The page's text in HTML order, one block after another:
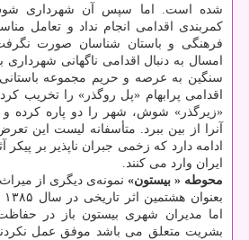
شده است. اما سپس آن شهرداری شوش
كمربندی اقدامی انجام نداد و تعامل
فرهنگی و باستان شناسان صورت
امسال به دنبال اقدامی ناگهانی شهرداری
سنگین به عرصه و حریم مجموعه
اقدامی پرابهام «پل روگذر» را تخریب
«زیرگذر» شوش، شهر را دو پاره كرده
آنرا از بین ببرد. متأسفانه لیست این
ادامه دارد كه زخمی جبران ناپذیر بر
ایران وارد می كنند.
محوطه « بیستون» نمونه‌ی دیگری از
اما مدیران شهری بیستون باز در
بشریت متعلق می باشد موفق عمل